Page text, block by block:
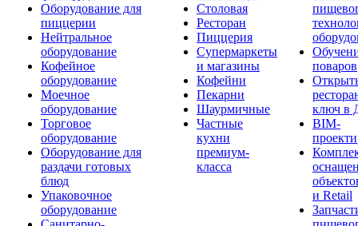
Оборудование для
пиццерии
Нейтральное
оборудование
Кофейное
оборудование
Моечное
оборудование
Торговое
оборудование
Оборудование для
раздачи готовых
блюд
Упаковочное
оборудование
Столовая
Ресторан
Пиццерия
Супермаркеты
и магазины
Кофейни
Пекарни
Шаурмичные
Частные
кухни
премиум-
класса
поваров
ключ в
BIM-
и Retail